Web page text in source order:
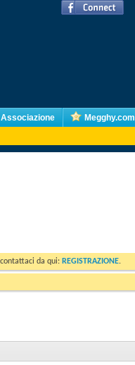
Associazione Megghy.com
da qui: REGISTRAZIONE.